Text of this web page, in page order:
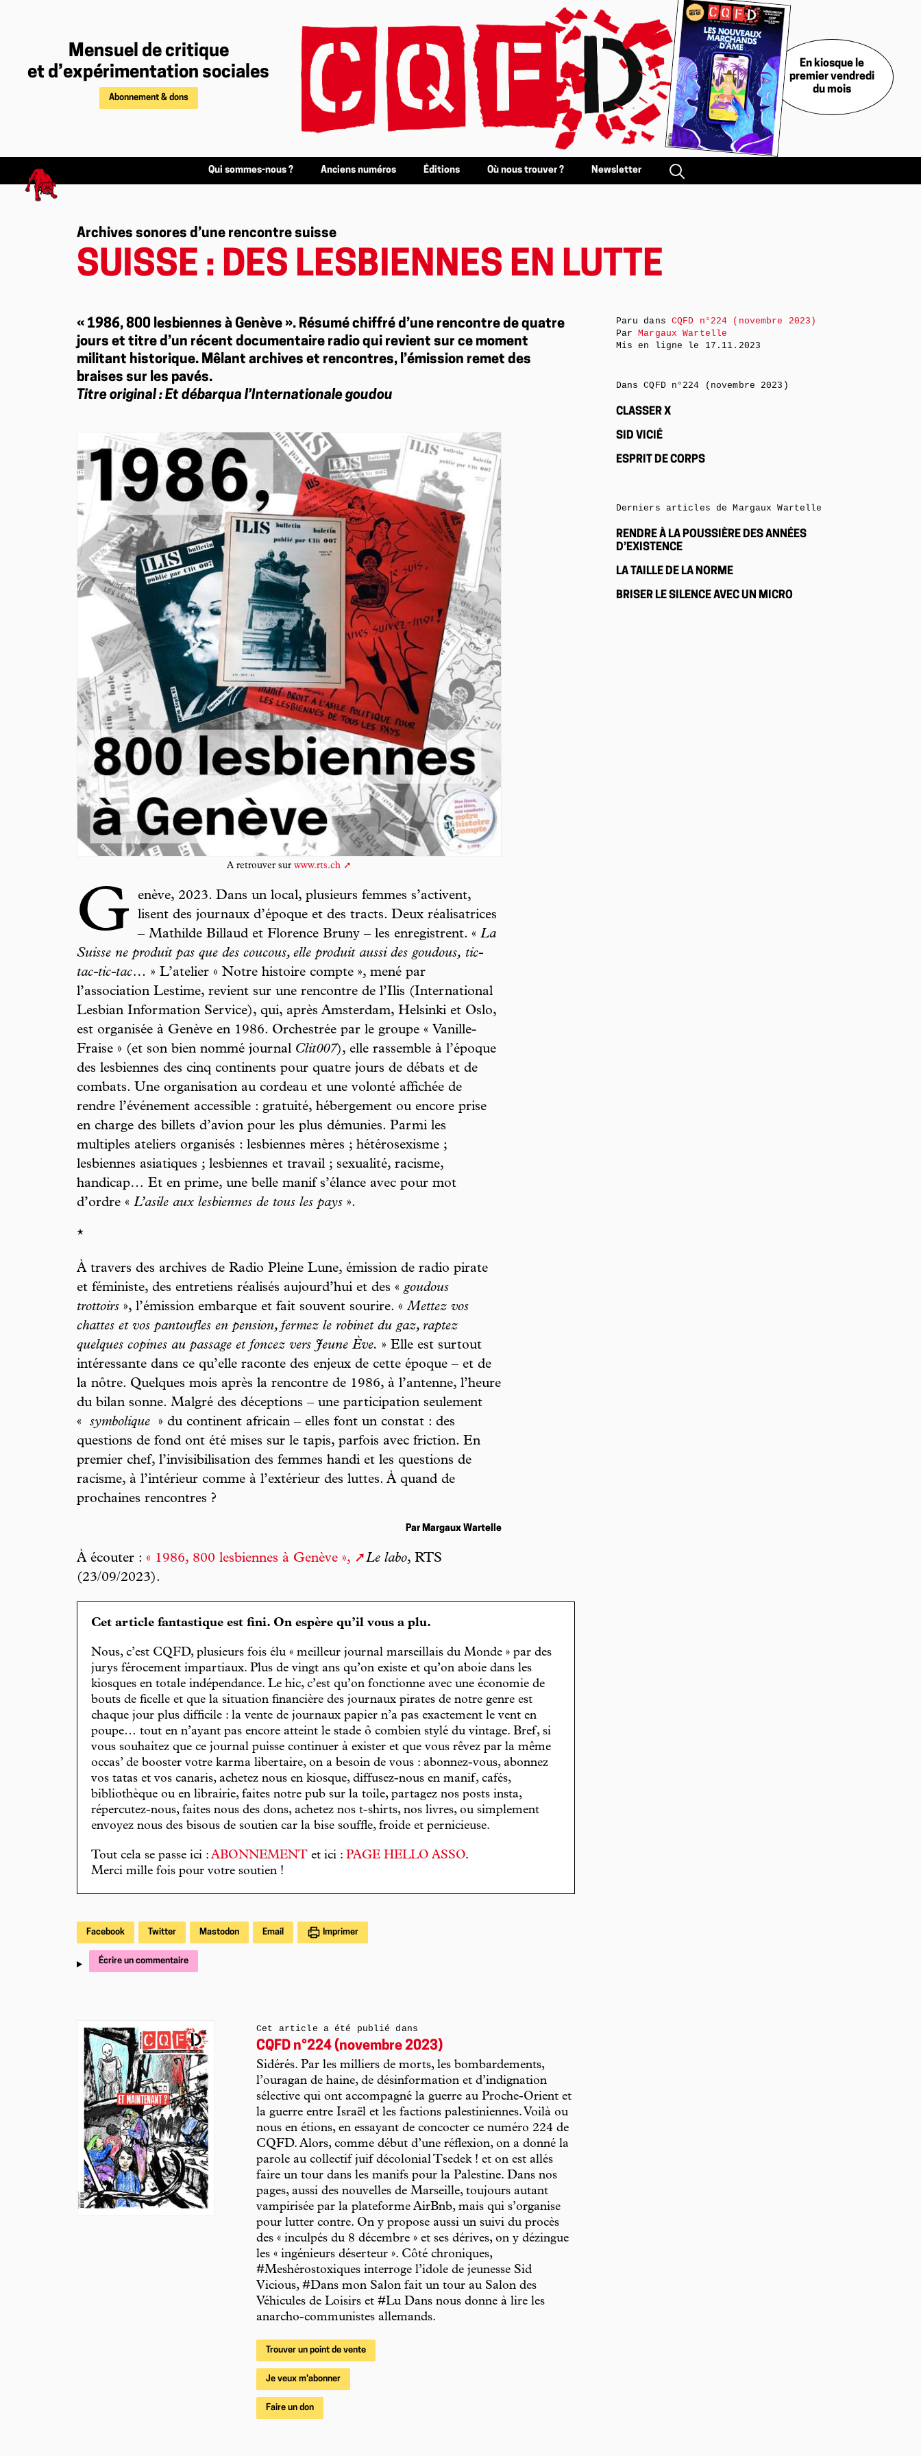
Mensuel de critique
et d’expérimentation sociales
Abonnement & dons
En kiosque le
premier vendredi
du mois
Qui sommes-nous ? Anciens numéros Éditions Où nous trouver ? Newsletter
Archives sonores d’une rencontre suisse
SUISSE : DES LESBIENNES EN LUTTE
« 1986, 800 lesbiennes à Genève ». Résumé chiffré d’une rencontre de quatre
jours et titre d’un récent documentaire radio qui revient sur ce moment
militant historique. Mêlant archives et rencontres, l’émission remet des
braises sur les pavés.
Titre original : Et débarqua l’Internationale goudou
A retrouver sur www.rts.ch
G
enève, 2023. Dans un local, plusieurs femmes s’activent,
lisent des journaux d’époque et des tracts. Deux réalisatrices
– Mathilde Billaud et Florence Bruny – les enregistrent. « La
Suisse ne produit pas que des coucous, elle produit aussi des goudous, tic-
tac-tic-tac… » L’atelier « Notre histoire compte », mené par
l’association Lestime, revient sur une rencontre de l’Ilis (International
Lesbian Information Service), qui, après Amsterdam, Helsinki et Oslo,
est organisée à Genève en 1986. Orchestrée par le groupe « Vanille-
Fraise » (et son bien nommé journal Clit007), elle rassemble à l’époque
des lesbiennes des cinq continents pour quatre jours de débats et de
combats. Une organisation au cordeau et une volonté affichée de
rendre l’événement accessible : gratuité, hébergement ou encore prise
en charge des billets d’avion pour les plus démunies. Parmi les
multiples ateliers organisés : lesbiennes mères ; hétérosexisme ;
lesbiennes asiatiques ; lesbiennes et travail ; sexualité, racisme,
handicap… Et en prime, une belle manif s’élance avec pour mot
d’ordre « L’asile aux lesbiennes de tous les pays ».
*
À travers des archives de Radio Pleine Lune, émission de radio pirate
et féministe, des entretiens réalisés aujourd’hui et des «goudous
trottoirs », l’émission embarque et fait souvent sourire. «Mettez vos
chattes et vos pantoufles en pension, fermez le robinet du gaz, raptez
quelques copines au passage et foncez vers Jeune Ève. » Elle est surtout
intéressante dans ce qu’elle raconte des enjeux de cette époque – et de
la nôtre. Quelques mois après la rencontre de 1986, à l’antenne, l’heure
du bilan sonne. Malgré des déceptions – une participation seulement
«
symbolique » du continent africain – elles font un constat : des
questions de fond ont été mises sur le tapis, parfois avec friction. En
premier chef, l’invisibilisation des femmes handi et les questions de
racisme, à l’intérieur comme à l’extérieur des luttes. À quand de
prochaines rencontres ?
Par Margaux Wartelle
À écouter : « 1986, 800 lesbiennes à Genève », Le labo, RTS
(23/09/2023).
Cet article fantastique est fini. On espère qu’il vous a plu.
Nous, c’est CQFD, plusieurs fois élu « meilleur journal marseillais du Monde » par des
jurys férocement impartiaux. Plus de vingt ans qu’on existe et qu’on aboie dans les
kiosques en totale indépendance. Le hic, c’est qu’on fonctionne avec une économie de
bouts de ficelle et que la situation financière des journaux pirates de notre genre est
chaque jour plus difficile : la vente de journaux papier n’a pas exactement le vent en
poupe… tout en n’ayant pas encore atteint le stade ô combien stylé du vintage. Bref, si
vous souhaitez que ce journal puisse continuer à exister et que vous rêvez par la même
occas’ de booster votre karma libertaire, on a besoin de vous : abonnez-vous, abonnez
vos tatas et vos canaris, achetez nous en kiosque, diffusez-nous en manif, cafés,
bibliothèque ou en librairie, faites notre pub sur la toile, partagez nos posts insta,
répercutez-nous, faites nous des dons, achetez nos t-shirts, nos livres, ou simplement
envoyez nous des bisous de soutien car la bise souffle, froide et pernicieuse.
Tout cela se passe ici : ABONNEMENT et ici : PAGE HELLO ASSO.
Merci mille fois pour votre soutien !
Facebook Twitter Mastodon Email Imprimer
Écrire un commentaire
Cet article a été publié dans
CQFD n°224 (novembre 2023)
Sidérés. Par les milliers de morts, les bombardements,
l’ouragan de haine, de désinformation et d’indignation
sélective qui ont accompagné la guerre au Proche-Orient et
la guerre entre Israël et les factions palestiniennes. Voilà ou
nous en étions, en essayant de concocter ce numéro 224 de
CQFD. Alors, comme début d’une réflexion, on a donné la
parole au collectif juif décolonial Tsedek ! et on est allés
faire un tour dans les manifs pour la Palestine. Dans nos
pages, aussi des nouvelles de Marseille, toujours autant
vampirisée par la plateforme AirBnb, mais qui s’organise
pour lutter contre. On y propose aussi un suivi du procès
des « inculpés du 8 décembre » et ses dérives, on y dézingue
les « ingénieurs déserteur ». Côté chroniques,
#Meshérostoxiques interroge l’idole de jeunesse Sid
Vicious, #Dans mon Salon fait un tour au Salon des
Véhicules de Loisirs et #Lu Dans nous donne à lire les
anarcho-communistes allemands.
Trouver un point de vente
Je veux m'abonner
Faire un don
Paru dans CQFD n°224 (novembre 2023)
ParMargaux Wartelle
Mis en ligne le 17.11.2023
Dans CQFD n°224 (novembre 2023)
CLASSER X
SID VICIÉ
ESPRIT DE CORPS
Derniers articles de Margaux Wartelle
RENDRE À LA POUSSIÈRE DES ANNÉES
D’EXISTENCE
LA TAILLE DE LA NORME
BRISER LE SILENCE AVEC UN MICRO